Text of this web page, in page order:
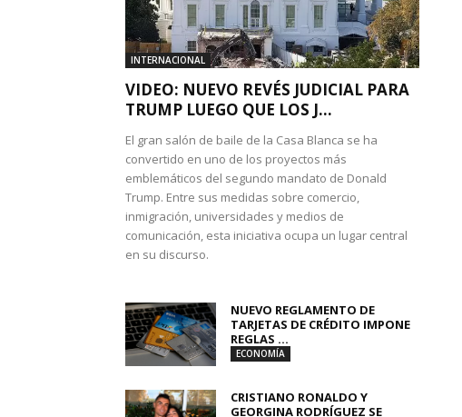
INTERNACIONAL
VIDEO: NUEVO REVÉS JUDICIAL PARA
TRUMP LUEGO QUE LOS J...
El gran salón de baile de la Casa Blanca se ha
convertido en uno de los proyectos más
emblemáticos del segundo mandato de Donald
Trump. Entre sus medidas sobre comercio,
inmigración, universidades y medios de
comunicación, esta iniciativa ocupa un lugar central
en su discurso.
NUEVO REGLAMENTO DE
TARJETAS DE CRÉDITO IMPONE
REGLAS ...
ECONOMÍA
CRISTIANO RONALDO Y
GEORGINA RODRÍGUEZ SE